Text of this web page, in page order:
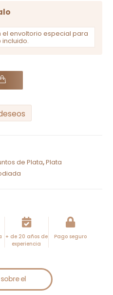
el envoltorio especial para
de Plata,Plata
+ de 20 años de
experiencia
Pago seguro